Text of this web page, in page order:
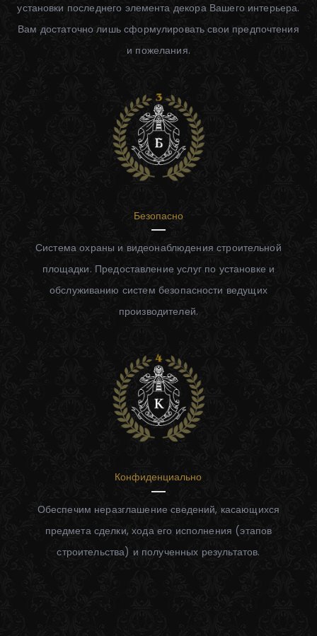
установки последнего элемента декора Вашего интерьера.
Вам достаточно лишь сформулировать свои предпочтения
и пожелания.
Безопасно
Система охраны и видеонаблюдения строительной
площадки. Предоставление услуг по установке и
обслуживанию систем безопасности ведущих
производителей.
Конфиденциально
Обеспечим неразглашение сведений, касающихся
предмета сделки, хода его исполнения (этапов
строительства) и полученных результатов.